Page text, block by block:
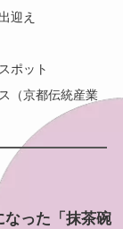
迎え
ポット
（京都伝統産業
った「抹茶碗